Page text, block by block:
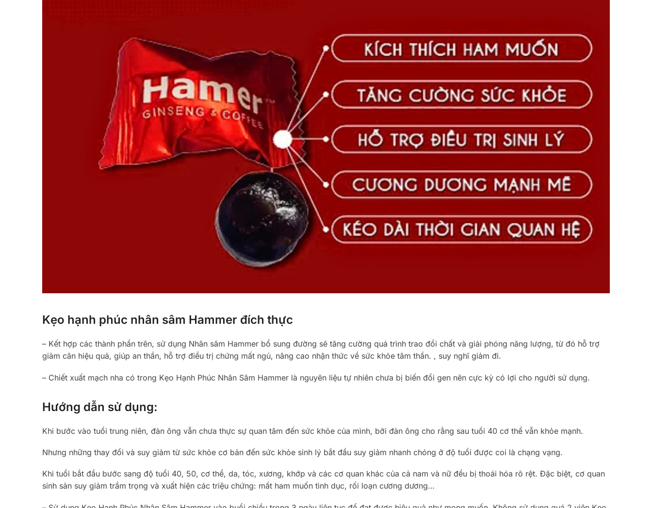
Kẹo hạnh phúc nhân sâm Hammer đích thực
– Kết hợp các thành phần trên, sử dụng Nhân sâm Hammer bổ sung đường sẽ tăng cường quá trình trao đổi chất và giải phóng năng lượng, từ đó hỗ trợ
giảm cân hiệu quả, giúp an thần, hỗ trợ điều trị chứng mất ngủ, nâng cao nhận thức về sức khỏe tâm thần. , suy nghĩ giảm đi.
– Chiết xuất mạch nha có trong Kẹo Hạnh Phúc Nhân Sâm Hammer là nguyên liệu tự nhiên chưa bị biến đổi gen nên cực kỳ có lợi cho người sử dụng.
Hướng dẫn sử dụng:
Khi bước vào tuổi trung niên, đàn ông vẫn chưa thực sự quan tâm đến sức khỏe của mình, bởi đàn ông cho rằng sau tuổi 40 cơ thể vẫn khỏe mạnh.
Nhưng những thay đổi và suy giảm từ sức khỏe cơ bản đến sức khỏe sinh lý bắt đầu suy giảm nhanh chóng ở độ tuổi được coi là chạng vạng.
Khi tuổi bắt đầu bước sang độ tuổi 40, 50, cơ thể, da, tóc, xương, khớp và các cơ quan khác của cả nam và nữ đều bị thoái hóa rõ rệt. Đặc biệt, cơ quan
sinh sản suy giảm trầm trọng và xuất hiện các triệu chứng: mất ham muốn tình dục, rối loạn cương dương…